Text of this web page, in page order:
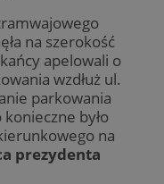
na szerokość
apelowali o
wzdłuż ul.
parkowania
było
na
prezydenta